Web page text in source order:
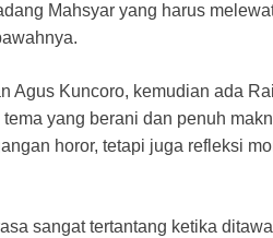
Mahsyar yang harus
Agus Kuncoro, kemudian ada
yang berani dan penuh
horor, tetapi juga refleksi
sangat tertantang ketika